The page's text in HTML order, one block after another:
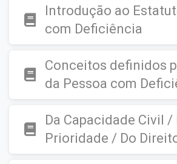
Introdução ao
com Deficiência
Conceitos definidos
da Pessoa com
Da Capacidade Civil /
Prioridade / Do